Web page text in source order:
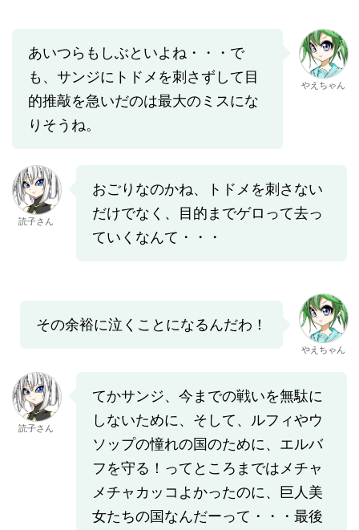
あいつらもしぶといよね・・・で
も、サンジにトドメを刺さずして目
的推敲を急いだのは最大のミスにな
りそうね。
やえちゃん
読子さん
おごりなのかね、トドメを刺さない
だけでなく、目的までゲロって去っ
ていくなんて・・・
その余裕に泣くことになるんだわ！
やえちゃん
読子さん
てかサンジ、今までの戦いを無駄に
しないために、そして、ルフィやウ
ソップの憧れの国のために、エルバ
フを守る！ってところまではメチャ
メチャカッコよかったのに、巨人美
女たちの国なんだーって・・・最後